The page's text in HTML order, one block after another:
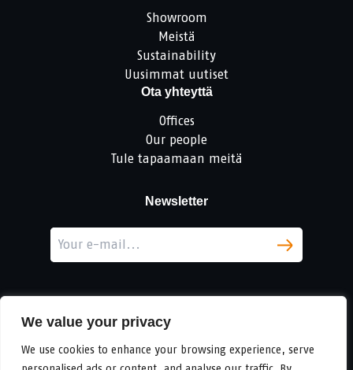
We value your privacy
We use cookies to enhance your browsing experience, serve
Showroom
Meistä
Sustainability
Uusimmat uutiset
Ota yhteyttä
Offices
Our people
Tule tapaamaan meitä
Newsletter